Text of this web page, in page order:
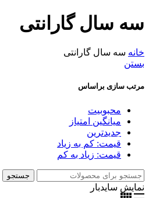
سه سال گارانتی
خانه سه سال گارانتی
بستن
مرتب سازی براساس
محبوبیت
میانگین امتیاز
جدیدترین
قیمت: کم به زیاد
قیمت: زیاد به کم
جستجو
نمایش سایدبار